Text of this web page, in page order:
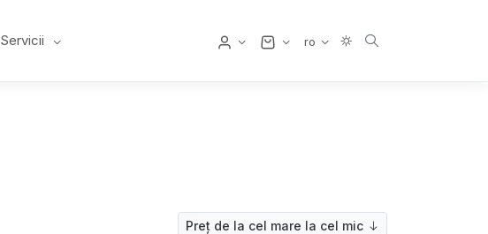
Servicii Utilizator ro
Preț de la cel mare la cel mic